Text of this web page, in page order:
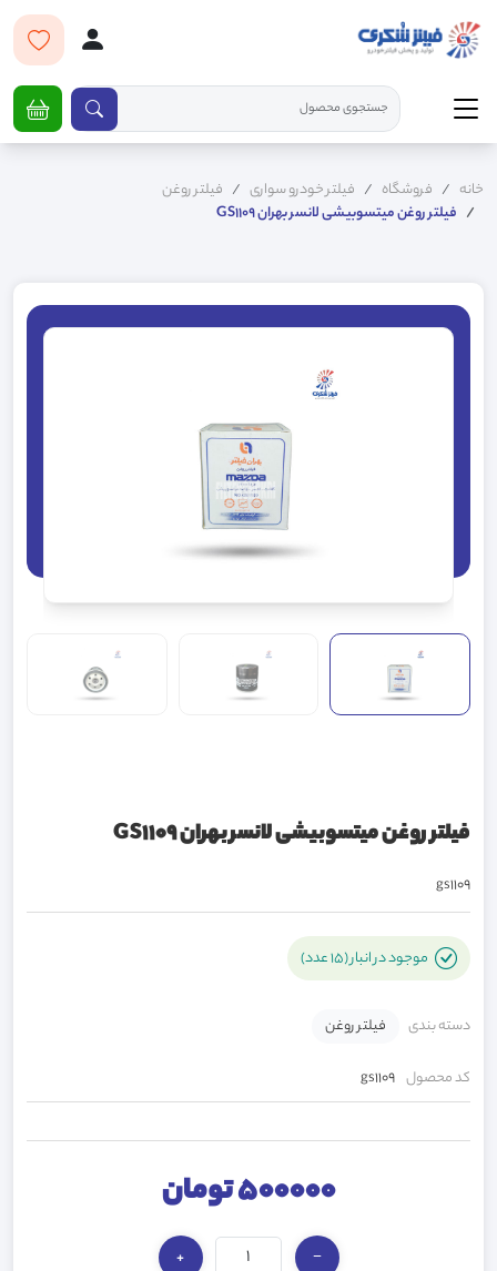
خانه فروشگاه فیلتر خودرو سواری
فیلتر روغن
فیلتر روغن میتسوبیشی لانسر بهران GS1109
فیلتر روغن میتسوبیشی لانسر بهران GS1109
gs1109
موجود در انبار (15 عدد)
دسته بندی فیلتر روغن
کد محصول gs1109
500000 تومان
−
+